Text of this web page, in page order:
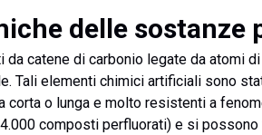
delle sostanze
catene di carbonio legate da atomi
Tali elementi chimici artificiali sono
corta o lunga e molto resistenti a
composti perfluorati) e si